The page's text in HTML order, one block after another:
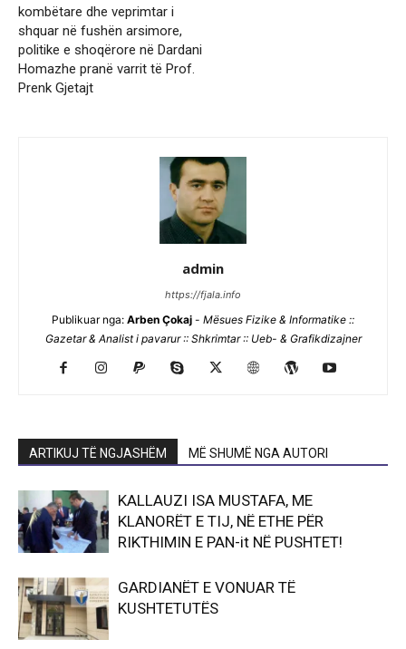
kombëtare dhe veprimtar i
shquar në fushën arsimore,
politike e shoqërore në Dardani
Homazhe pranë varrit të Prof.
Prenk Gjetajt
admin
https://fjala.info
Publikuar nga: Arben Çokaj - Mësues Fizike & Informatike ::
Gazetar & Analist i pavarur :: Shkrimtar :: Ueb- & Grafikdizajner
ARTIKUJ TË NGJASHËM MË SHUMË NGA AUTORI
KALLAUZI ISA MUSTAFA, ME
KLANORËT E TIJ, NË ETHE PËR
RIKTHIMIN E PAN-it NË PUSHTET!
GARDIANËT E VONUAR TË
KUSHTETUTËS